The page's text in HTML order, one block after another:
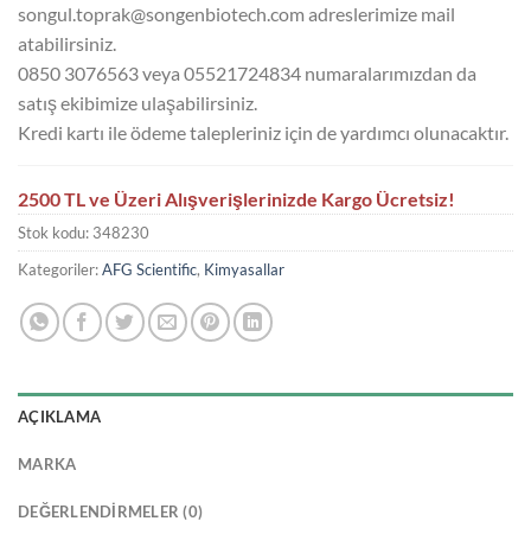
songul.toprak@songenbiotech.com adreslerimize mail
atabilirsiniz.
0850 3076563 veya 05521724834 numaralarımızdan da
satış ekibimize ulaşabilirsiniz.
Kredi kartı ile ödeme talepleriniz için de yardımcı olunacaktır.
2500 TL ve Üzeri Alışverişlerinizde Kargo Ücretsiz!
Stok kodu: 348230
Kategoriler:AFG Scientific, Kimyasallar
AÇIKLAMA
MARKA
DEĞERLENDIRMELER (0)